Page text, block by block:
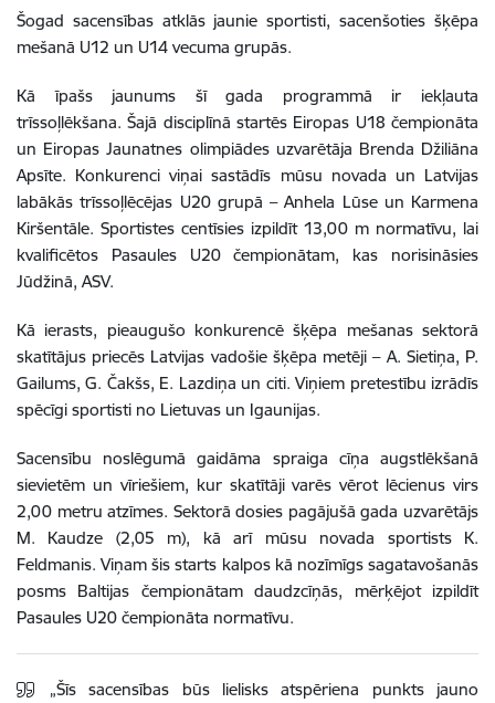
Šogad sacensības atklās jaunie sportisti, sacenšoties šķēpa
mešanā U12 un U14 vecuma grupās.
Kā īpašs jaunums šī gada programmā ir iekļauta
trīssoļlēkšana. Šajā disciplīnā startēs Eiropas U18 čempionāta
un Eiropas Jaunatnes olimpiādes uzvarētāja Brenda Džiliāna
Apsīte. Konkurenci viņai sastādīs mūsu novada un Latvijas
labākās trīssoļlēcējas U20 grupā – Anhela Lūse un Karmena
Kiršentāle. Sportistes centīsies izpildīt 13,00 m normatīvu, lai
kvalificētos Pasaules U20 čempionātam, kas norisināsies
Jūdžinā, ASV.
Kā ierasts, pieaugušo konkurencē šķēpa mešanas sektorā
skatītājus priecēs Latvijas vadošie šķēpa metēji – A. Sietiņa, P.
Gailums, G. Čakšs, E. Lazdiņa un citi. Viņiem pretestību izrādīs
spēcīgi sportisti no Lietuvas un Igaunijas.
Sacensību noslēgumā gaidāma spraiga cīņa augstlēkšanā
sievietēm un vīriešiem, kur skatītāji varēs vērot lēcienus virs
2,00 metru atzīmes. Sektorā dosies pagājušā gada uzvarētājs
M. Kaudze (2,05 m), kā arī mūsu novada sportists K.
Feldmanis. Viņam šis starts kalpos kā nozīmīgs sagatavošanās
posms Baltijas čempionātam daudzcīņās, mērķējot izpildīt
Pasaules U20 čempionāta normatīvu.
„Šīs sacensības būs lielisks atspēriena punkts jauno